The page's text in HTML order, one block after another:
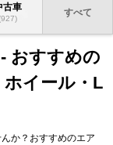
古車 すべて
おすすめの
イール・L
か？おすすめのエア